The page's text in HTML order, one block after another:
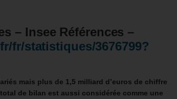
– Insee Références –
fr/statistiques/3676799?
mais plus de 1,5 milliard d’euros de chiffre
de bilan est aussi considérée comme une